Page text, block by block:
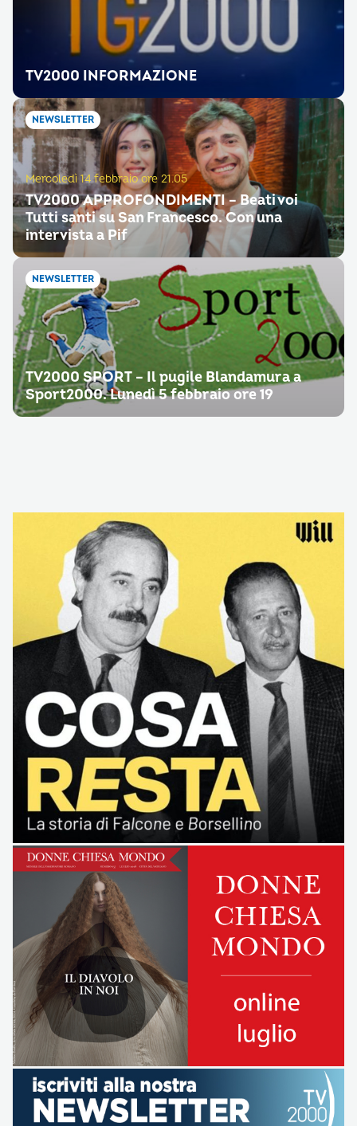
TV2000 INFORMAZIONE
NEWSLETTER
Mercoledì 14 febbraio ore 21.05
TV2000 APPROFONDIMENTI – Beati voi
Tutti santi su San Francesco. Con una
intervista a Pif
NEWSLETTER
TV2000 SPORT – Il pugile Blandamura a
Sport2000. Lunedì 5 febbraio ore 19